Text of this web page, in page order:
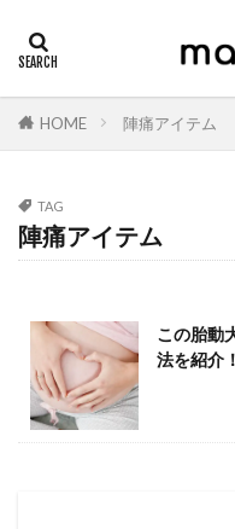
HOME 陣痛アイテム
TAG
陣痛アイテム
この胎動
法を紹介！